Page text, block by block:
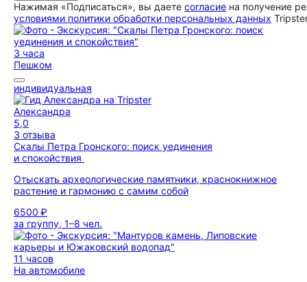
Нажимая «Подписаться», вы даете согласие на получение
условиями политики обработки персональных данных
3 часа
Пешком
индивидуальная
Александра
5,0
3 отзыва
Скалы Петра Гронского: поиск уединения
и спокойствия
Отыскать археологические памятники, краснокнижное
растение и гармонию с самим собой
6500 ₽
за группу, 1–8 чел.
11 часов
На автомобиле